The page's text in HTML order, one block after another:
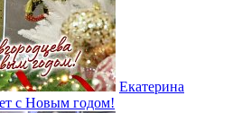
Екатерина
с Новым годом!